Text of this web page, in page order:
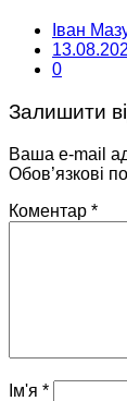
Іван
0
Залишити
Ваша e-mail
Обов’язкові
Коментар *
Ім'я *